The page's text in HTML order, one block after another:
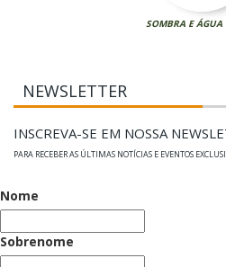
SOMBRA E ÁGUA
NEWSLETTER
INSCREVA-SE EM NOSSA
PARA RECEBER AS ÚLTIMAS NOTÍCIAS E EVENTOS
Nome
Sobrenome